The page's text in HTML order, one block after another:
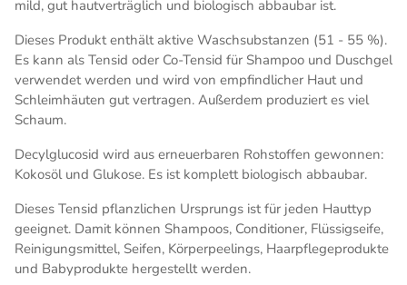
mild, gut hautverträglich und biologisch abbaubar ist.
Dieses Produkt enthält aktive Waschsubstanzen (51 - 55 %).
Es kann als Tensid oder Co-Tensid für Shampoo und Duschgel
verwendet werden und wird von empfindlicher Haut und
Schleimhäuten gut vertragen. Außerdem produziert es viel
Schaum.
Decylglucosid wird aus erneuerbaren Rohstoffen gewonnen:
Kokosöl und Glukose. Es ist komplett biologisch abbaubar.
Dieses Tensid pflanzlichen Ursprungs ist für jeden Hauttyp
geeignet. Damit können Shampoos, Conditioner, Flüssigseife,
Reinigungsmittel, Seifen, Körperpeelings, Haarpflegeprodukte
und Babyprodukte hergestellt werden.